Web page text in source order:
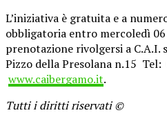
L’iniziativa è gratuita e a
obbligatoria entro mercoledì
prenotazione rivolgersi a C.A.I.
Pizzo della Presolana n.15 Tel:
www.caibergamo.it.
Tutti i diritti riservati ©